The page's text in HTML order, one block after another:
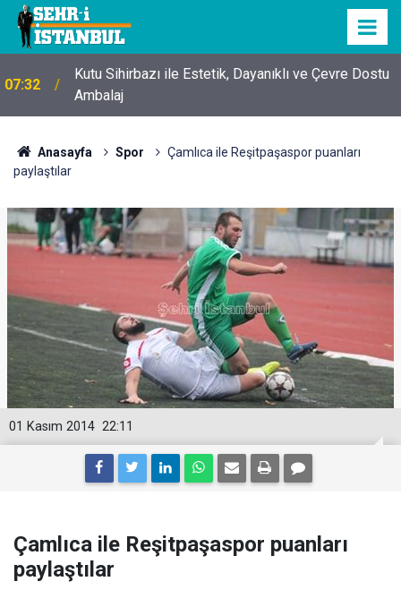
07:32
Kutu Sihirbazı ile Estetik, Dayanıklı ve Çevre Dostu
Ambalaj
Anasayfa Spor
Çamlıca ile Reşitpaşaspor puanları
paylaştılar
22:11
01 Kasım 2014
Çamlıca ile Reşitpaşaspor puanları
paylaştılar